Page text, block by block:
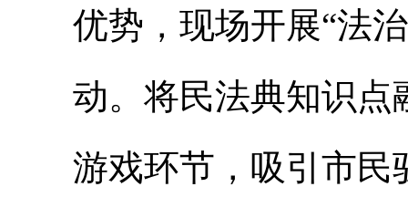
优势，现场开展“法
动。将民法典知识点
游戏环节，吸引市民